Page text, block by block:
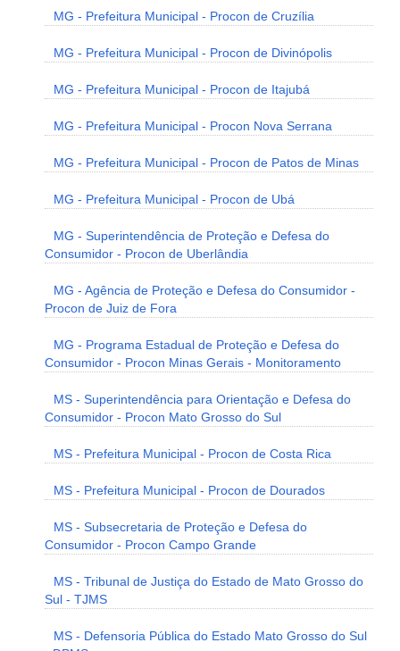
MG - Prefeitura Municipal - Procon de Cruzília
MG - Prefeitura Municipal - Procon de Divinópolis
MG - Prefeitura Municipal - Procon de Itajubá
MG - Prefeitura Municipal - Procon Nova Serrana
MG - Prefeitura Municipal - Procon de Patos de Minas
MG - Prefeitura Municipal - Procon de Ubá
MG - Superintendência de Proteção e Defesa do
Consumidor - Procon de Uberlândia
MG - Agência de Proteção e Defesa do Consumidor -
Procon de Juiz de Fora
MG - Programa Estadual de Proteção e Defesa do
Consumidor - Procon Minas Gerais - Monitoramento
MS - Superintendência para Orientação e Defesa do
Consumidor - Procon Mato Grosso do Sul
MS - Prefeitura Municipal - Procon de Costa Rica
MS - Prefeitura Municipal - Procon de Dourados
MS - Subsecretaria de Proteção e Defesa do
Consumidor - Procon Campo Grande
MS - Tribunal de Justiça do Estado de Mato Grosso do
Sul - TJMS
MS - Defensoria Pública do Estado Mato Grosso do Sul